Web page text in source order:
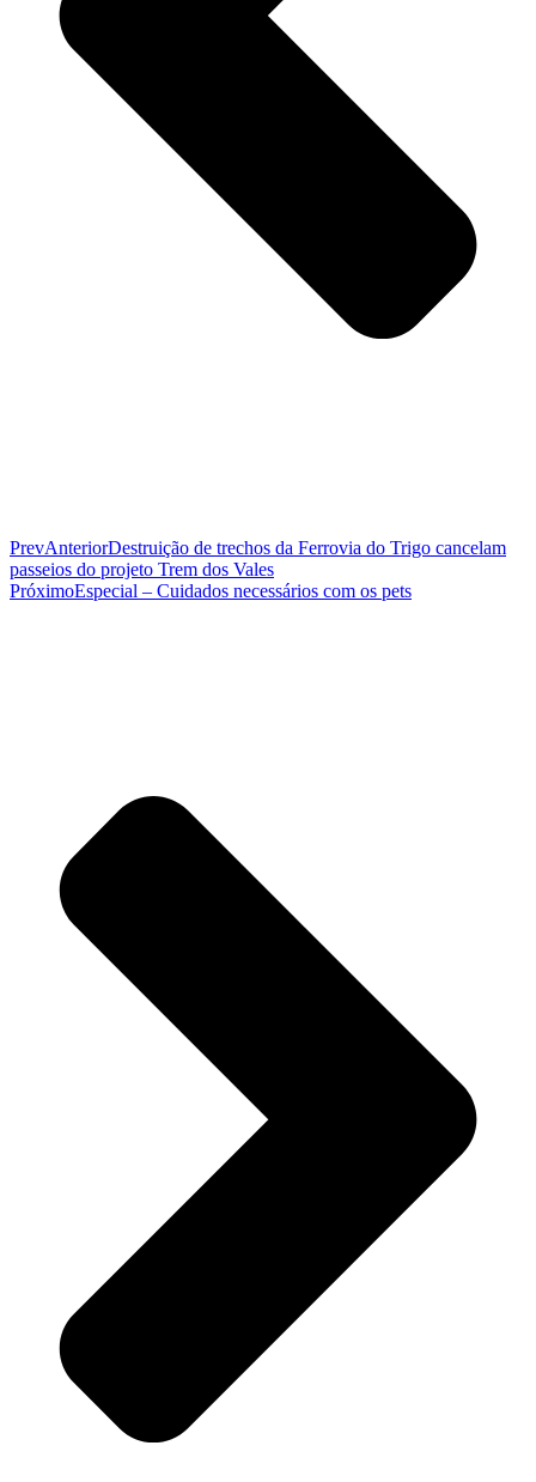
PrevAnteriorDestruição de trechos da Ferrovia do Trigo cancelam
passeios do projeto Trem dos Vales
PróximoEspecial – Cuidados necessários com os pets